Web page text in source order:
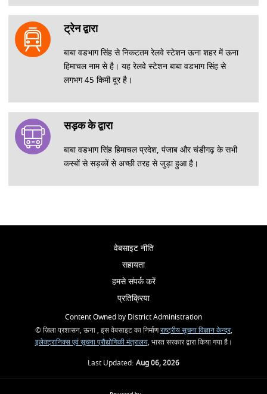
ट्रेन द्वारा
बाबा वडभाग सिंह से निकटतम रेलवे स्टेशन ऊना शहर में ऊना
हिमाचल नाम से है। यह रेलवे स्टेशन बाबा वडभाग सिंह से
लगभग 45 किमी दूर है।
सड़क के द्वारा
बाबा वडभाग सिंह हिमाचल प्रदेश, पंजाब और चंडीगढ़ के सभी
कस्बों से सड़कों से अच्छी तरह से जुड़ा हुआ है।
वेबसाइट नीति
सहायता
हमसे संपर्क करें
प्रतिक्रिया
Content Owned by District Administration
© ज़िला प्रशासन, ऊना , इस वेबसाइट का निर्माणराष्ट्रीय सूचना विज्ञान केन्द्र,
इलेक्ट्रानिक्स एवं सूचना प्रौद्योगिकी मंत्रालय, भारत सरकार द्वारा किया गया है।
Last Updated: Aug 06, 2026